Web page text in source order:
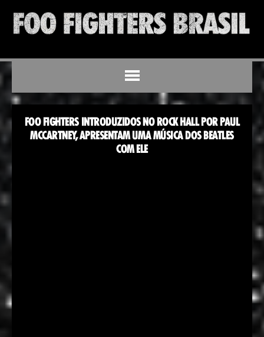
FOO FIGHTERS INTRODUZIDOS NO ROCK HALL POR PAUL
MCCARTNEY, APRESENTAM UMA MÚSICA DOS BEATLES
COM ELE